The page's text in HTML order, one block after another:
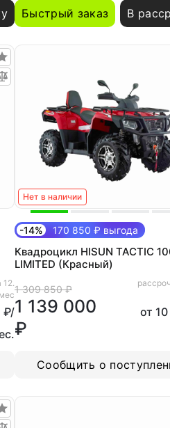
Быстрый заказ В
12.
мес
₽/
Нет в наличии
-14% 170 850 ₽ выгода
Квадроцикл HISUN TACTIC
LIMITED (Красный)
1 309 850 ₽
1 139 000
₽
от
Сообщить о